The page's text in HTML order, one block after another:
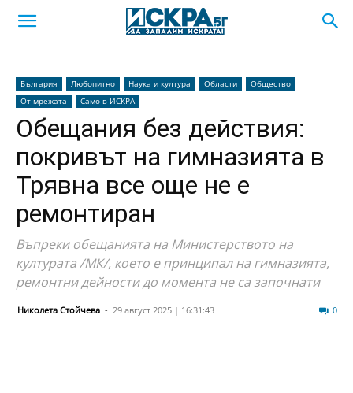
България Любопитно Наука и култура Области
Общество
От мрежата
Само в ИСКРА
Обещания без действия:
покривът на гимназията в
Трявна все още не е
ремонтиран
Въпреки обещанията на Министерството на
културата /МК/, което е принципал на гимназията,
ремонтни дейности до момента не са започнати
Николета Стойчева - 29 август 2025 | 16:31:43 0